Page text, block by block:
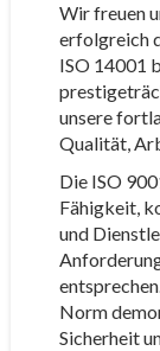
Wir freuen
erfolgreich
ISO 14001
unsere
Qualität,
Die ISO
Fähigkeit,
und
Norm
Sicherheit